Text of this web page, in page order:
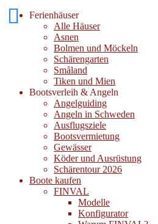
Ferienhäuser
Alle Häuser
Asnen
Bolmen und Möckeln
Schärengarten
Småland
Tiken und Mien
Bootsverleih & Angeln
Angelguiding
Angeln in Schweden
Ausflugsziele
Bootsvermietung
Gewässer
Köder und Ausrüstung
Schärentour 2026
Boote kaufen
FINVAL
Modelle
Konfigurator